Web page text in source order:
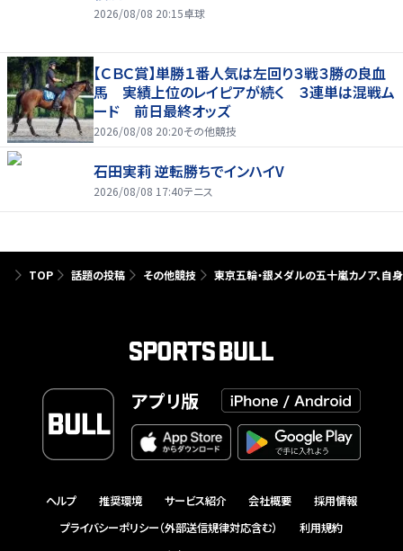
2026/08/08 20:15卓球
【ＣＢＣ賞】単勝１番人気は左回り３戦３勝の良血
馬 実績上位のレイピアが続く ３連単は混戦ム
ード 前日最終オッズ
2026/08/08 20:20その他競技
石田実莉 逆転勝ちでインハイV
2026/08/08 17:40テニス
TOP 話題の投稿 その他競技 東京五輪・銀メダルの五十嵐カノア、自
アプリ版
ヘルプ 推奨環境 サービス紹介 会社概要
採用情報
プライバシーポリシー（外部送信規律対応含む）
利用規約